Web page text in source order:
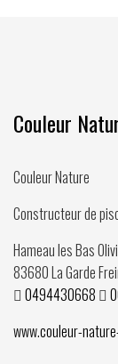
Couleur
Couleur Nature
Constructeur de
Hameau les Bas
83680La Garde
0494430668
www.couleur-